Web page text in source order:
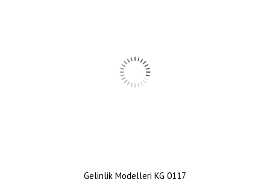
Gelinlik Modelleri KG 0117